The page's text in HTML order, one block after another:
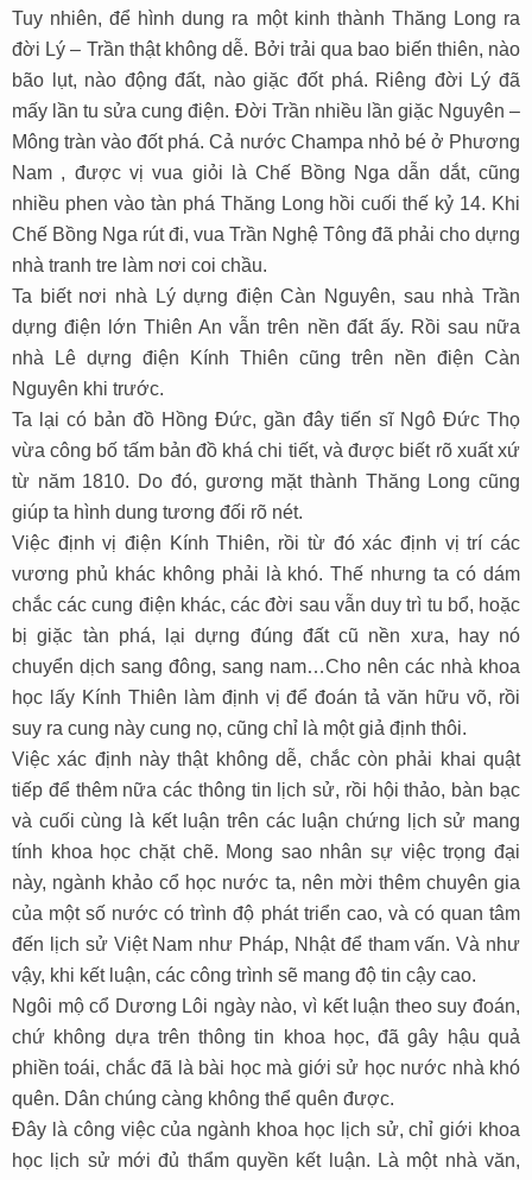
Tuy nhiên, để hình dung ra một kinh thành Thăng Long ra
đời Lý – Trần thật không dễ. Bởi trải qua bao biến thiên, nào
bão lụt, nào động đất, nào giặc đốt phá. Riêng đời Lý đã
mấy lần tu sửa cung điện. Đời Trần nhiều lần giặc Nguyên –
Mông tràn vào đốt phá. Cả nước Champa nhỏ bé ở Phương
Nam , được vị vua giỏi là Chế Bồng Nga dẫn dắt, cũng
nhiều phen vào tàn phá Thăng Long hồi cuối thế kỷ 14. Khi
Chế Bồng Nga rút đi, vua Trần Nghệ Tông đã phải cho dựng
nhà tranh tre làm nơi coi chầu.
Ta biết nơi nhà Lý dựng điện Càn Nguyên, sau nhà Trần
dựng điện lớn Thiên An vẫn trên nền đất ấy. Rồi sau nữa
nhà Lê dựng điện Kính Thiên cũng trên nền điện Càn
Nguyên khi trước.
Ta lại có bản đồ Hồng Đức, gần đây tiến sĩ Ngô Đức Thọ
vừa công bố tấm bản đồ khá chi tiết, và được biết rõ xuất xứ
từ năm 1810. Do đó, gương mặt thành Thăng Long cũng
giúp ta hình dung tương đối rõ nét.
Việc định vị điện Kính Thiên, rồi từ đó xác định vị trí các
vương phủ khác không phải là khó. Thế nhưng ta có dám
chắc các cung điện khác, các đời sau vẫn duy trì tu bổ, hoặc
bị giặc tàn phá, lại dựng đúng đất cũ nền xưa, hay nó
chuyển dịch sang đông, sang nam…Cho nên các nhà khoa
học lấy Kính Thiên làm định vị để đoán tả văn hữu võ, rồi
suy ra cung này cung nọ, cũng chỉ là một giả định thôi.
Việc xác định này thật không dễ, chắc còn phải khai quật
tiếp để thêm nữa các thông tin lịch sử, rồi hội thảo, bàn bạc
và cuối cùng là kết luận trên các luận chứng lịch sử mang
tính khoa học chặt chẽ. Mong sao nhân sự việc trọng đại
này, ngành khảo cổ học nước ta, nên mời thêm chuyên gia
của một số nước có trình độ phát triển cao, và có quan tâm
đến lịch sử Việt Nam như Pháp, Nhật để tham vấn. Và như
vậy, khi kết luận, các công trình sẽ mang độ tin cậy cao.
Ngôi mộ cổ Dương Lôi ngày nào, vì kết luận theo suy đoán,
chứ không dựa trên thông tin khoa học, đã gây hậu quả
phiền toái, chắc đã là bài học mà giới sử học nước nhà khó
quên. Dân chúng càng không thể quên được.
Đây là công việc của ngành khoa học lịch sử, chỉ giới khoa
học lịch sử mới đủ thẩm quyền kết luận. Là một nhà văn,